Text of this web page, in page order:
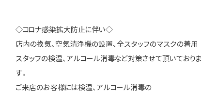
◇コロナ感染拡大防止に伴い◇
店内の換気、空気清浄機の設置、全スタッフのマスクの着用
スタッフの検温、アルコール消毒など対策させて頂いておりま
す。
ご来店のお客様には検温、アルコール消毒の